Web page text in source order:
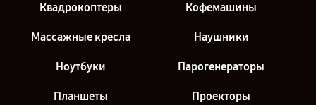
Квадрокоптеры Кофемашины
Массажные кресла Наушники
Ноутбуки Парогенераторы
Планшеты Проекторы